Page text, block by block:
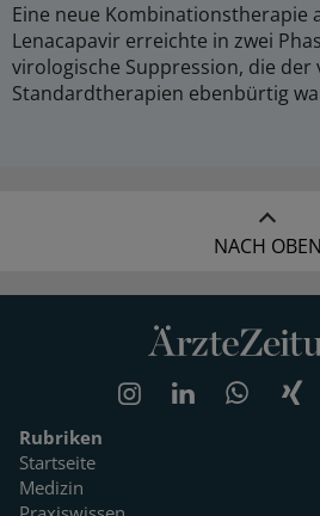
Eine neue Kombinationstherapie
Lenacapavir erreichte in zwei
virologische Suppression, die der
Standardtherapien ebenbürtig
NACH OBEN
Rubriken
Startseite
Medizin